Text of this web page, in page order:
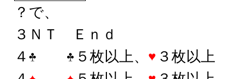
？で、
３ＮＴ Ｅｎｄ
４
５枚以上、
３枚以上